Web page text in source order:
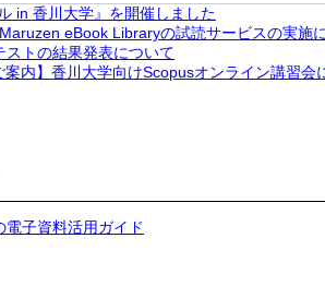
in 香川大学』を開催しました
eBook Libraryの試読サービスの実施
ストの結果発表について
案内】香川大学向けScopusオンライン講習会
電子資料活用ガイド